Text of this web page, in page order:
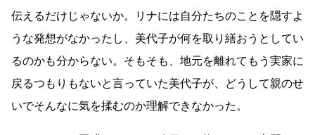
伝えるだけじゃないか。リナには自分たちのことを隠すよ
うな発想がなかったし、美代子が何を取り繕おうとしてい
るのかも分からない。そもそも、地元を離れてもう実家に
戻るつもりもないと言っていた美代子が、どうして親のせ
いでそんなに気を揉むのか理解できなかった。